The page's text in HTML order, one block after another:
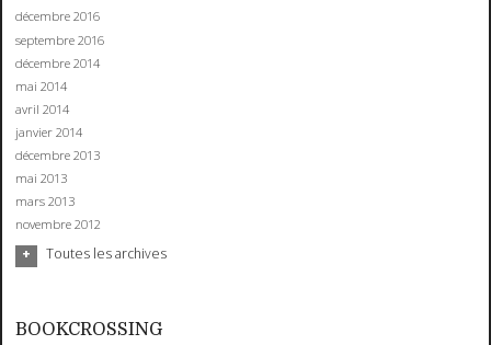
décembre 2016
septembre 2016
décembre 2014
mai 2014
avril 2014
janvier 2014
décembre 2013
mai 2013
mars 2013
novembre 2012
Toutes les archives
BOOKCROSSING